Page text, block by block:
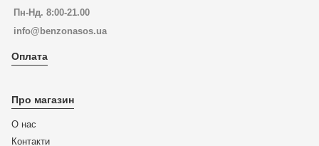
Пн-Нд. 8:00-21.00
info@benzonasos.ua
Оплата
Про магазин
О нас
Контакти